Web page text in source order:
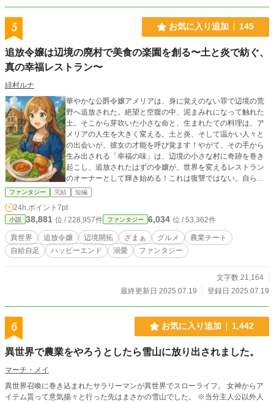
5 お気に入り追加 145
追放令嬢は辺境の廃村で美食の楽園を創る〜土と炎で紡ぐ、
真の幸福レストラン〜
緋村ルナ
華やかな公爵令嬢アメリアは、身に覚えのない罪で辺境の荒
野へ追放された。絶望と空腹の中、泥まみれになって触れた
土。そこから芽吹いた小さな命と、生まれたての料理は、ア
メリアの人生を大きく変える。土と炎、そして温かい人々と
の出会いが、彼女の才能を呼び覚ます！やがて、その手から
生み出される「幸福の味」は、辺境の小さな村に奇跡を巻き
起こし、追放されたはずの令嬢が、世界を変えるレストラン
のオーナーとして輝き始める！これは復讐ではない。自らの
手で真の豊かさを掴む、美食と成長の成り上がり物語！
ファンタジー 完結 短編
24h.ポイント 7pt
小説 38,881 位 / 228,957件 ファンタジー 6,034 位 / 53,362件
異世界 追放令嬢 辺境開拓 ざまぁ グルメ
農業チート
自給自足
ハッピーエンド 溺愛 ファンタジー
文字数 21,164
最終更新日 2025.07.19
登録日 2025.07.19
6 お気に入り追加 1,442
異世界で農業をやろうとしたら雪山に放り出されました。
マーチ・メイ
異世界召喚に巻き込まれたサラリーマンが異世界でスローライフ。 女神からア
イテム貰って意気揚々と行った先はまさかの雪山でした。 ※当分主人公以外人